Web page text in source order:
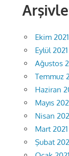
Ekim 2021
Eylül 2021
Ağustos
Temmuz
Haziran
Mayıs
Nisan
Mart 2021
Şubat